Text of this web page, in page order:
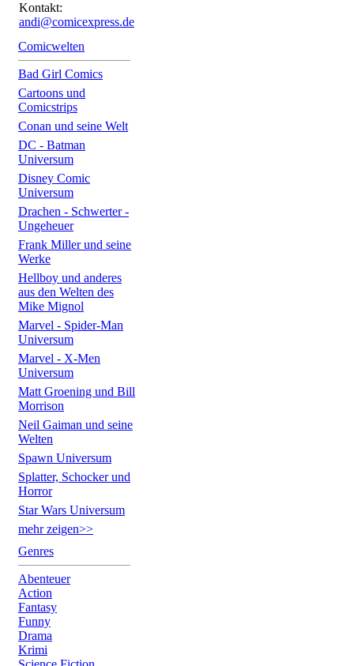
Kontakt:
andi@comicexpress.de
Comicwelten
Bad Girl Comics
Cartoons und
Comicstrips
Conan und seine Welt
DC - Batman
Universum
Disney Comic
Universum
Drachen - Schwerter -
Ungeheuer
Frank Miller und seine
Werke
Hellboy und anderes
aus den Welten des
Mike Mignol
Marvel - Spider-Man
Universum
Marvel - X-Men
Universum
Matt Groening und Bill
Morrison
Neil Gaiman und seine
Welten
Spawn Universum
Splatter, Schocker und
Horror
Star Wars Universum
mehr zeigen>>
Genres
Abenteuer
Action
Fantasy
Funny
Drama
Krimi